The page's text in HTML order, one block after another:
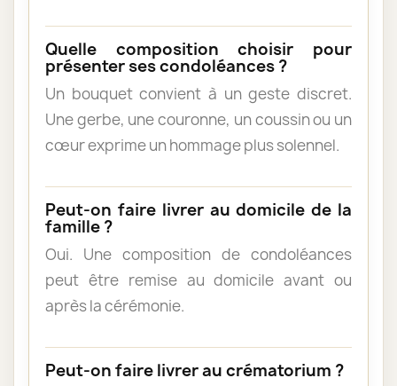
Quelle composition choisir pour
présenter ses condoléances ?
Un bouquet convient à un geste discret.
Une gerbe, une couronne, un coussin ou un
cœur exprime un hommage plus solennel.
Peut-on faire livrer au domicile de la
famille ?
Oui. Une composition de condoléances
peut être remise au domicile avant ou
après la cérémonie.
Peut-on faire livrer au crématorium ?